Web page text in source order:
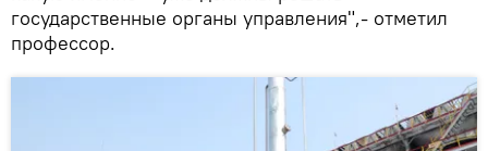
государственные органы управления",- отметил
профессор.